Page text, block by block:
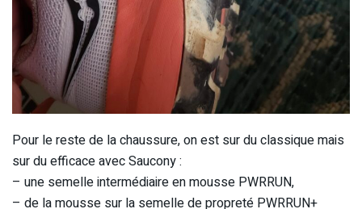
Pour le reste de la chaussure, on est sur du classique mais
sur du efficace avec Saucony :
– une semelle intermédiaire en mousse PWRRUN,
– de la mousse sur la semelle de propreté PWRRUN+